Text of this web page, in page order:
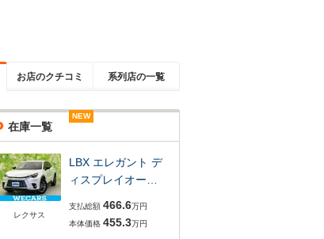
お店のクチコミ 系列店の一覧
在庫一覧
レクサス
NEW
LBX エレガント デ
ィスプレイオー…
支払総額 466.6万円
本体価格 455.3万円
NEW
NEW
NEW
NEW
NEW